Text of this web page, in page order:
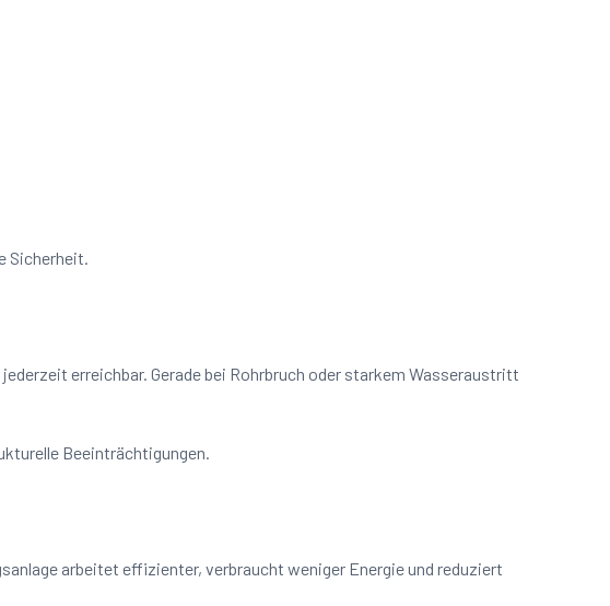
Sicherheit.
erreichbar. Gerade bei Rohrbruch oder starkem Wasseraustritt
Beeinträchtigungen.
arbeitet effizienter, verbraucht weniger Energie und reduziert